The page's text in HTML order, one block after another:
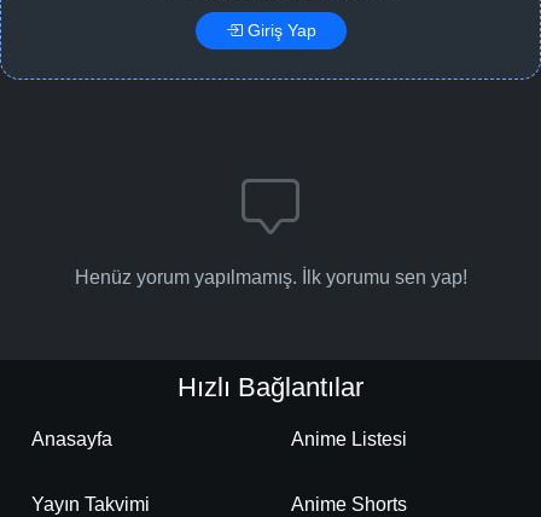
Giriş Yap
Henüz yorum yapılmamış. İlk yorumu sen yap!
Hızlı Bağlantılar
Anasayfa Anime Listesi
Yayın Takvimi Anime Shorts